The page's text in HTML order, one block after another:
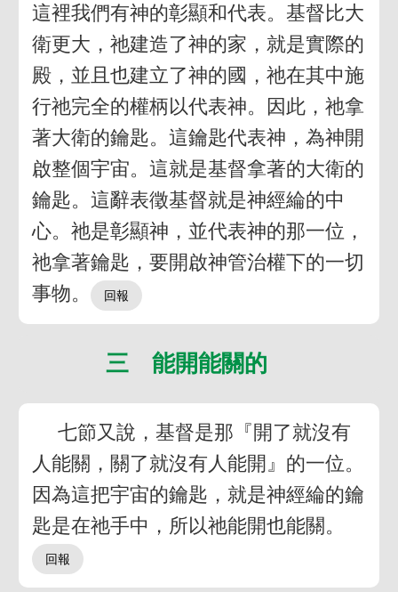
這裡我們有神的彰顯和代表。基督比大
衛更大，祂建造了神的家，就是實際的
殿，並且也建立了神的國，祂在其中施
行祂完全的權柄以代表神。因此，祂拿
著大衛的鑰匙。這鑰匙代表神，為神開
啟整個宇宙。這就是基督拿著的大衛的
鑰匙。這辭表徵基督就是神經綸的中
心。祂是彰顯神，並代表神的那一位，
祂拿著鑰匙，要開啟神管治權下的一切
事物。
三 能開能關的
七節又說，基督是那『開了就沒有
人能關，關了就沒有人能開』的一位。
因為這把宇宙的鑰匙，就是神經綸的鑰
匙是在祂手中，所以祂能開也能關。